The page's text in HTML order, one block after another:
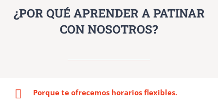
¿POR QUÉ APRENDER A PATINAR
CON NOSOTROS?
Porque te ofrecemos horarios flexibles.